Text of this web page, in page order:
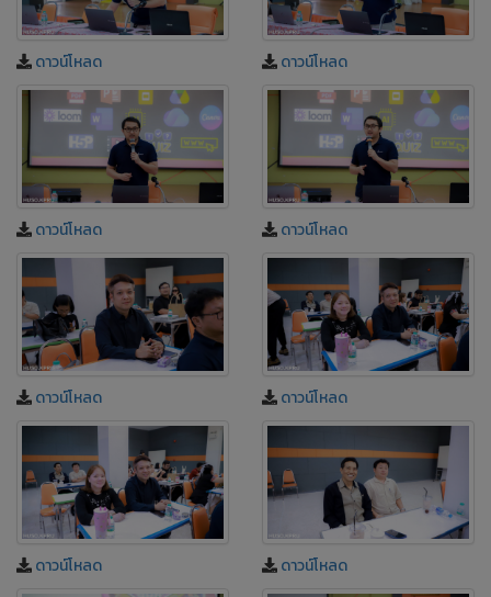
ดาวน์โหลด ดาวน์โหลด
ดาวน์โหลด ดาวน์โหลด
ดาวน์โหลด ดาวน์โหลด
ดาวน์โหลด ดาวน์โหลด